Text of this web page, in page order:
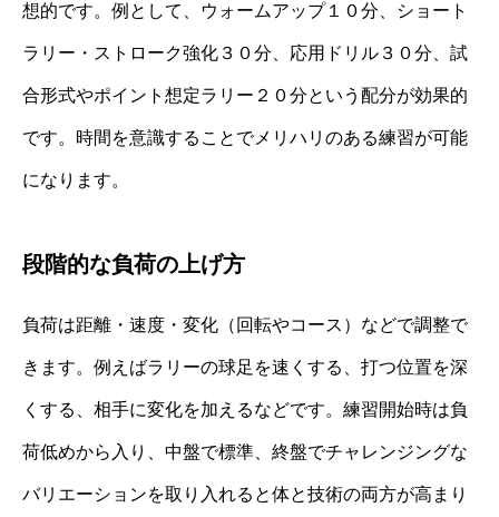
想的です。例として、ウォームアップ１０分、ショート
ラリー・ストローク強化３０分、応用ドリル３０分、試
合形式やポイント想定ラリー２０分という配分が効果的
です。時間を意識することでメリハリのある練習が可能
になります。
段階的な負荷の上げ方
負荷は距離・速度・変化（回転やコース）などで調整で
きます。例えばラリーの球足を速くする、打つ位置を深
くする、相手に変化を加えるなどです。練習開始時は負
荷低めから入り、中盤で標準、終盤でチャレンジングな
バリエーションを取り入れると体と技術の両方が高まり